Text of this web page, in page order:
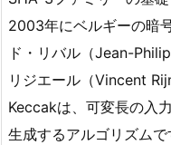
2003年にベルギーの暗
ド・リバル（Jean-
リジエール（Vincent
Keccakは、可変長の入
生成するアルゴリズム